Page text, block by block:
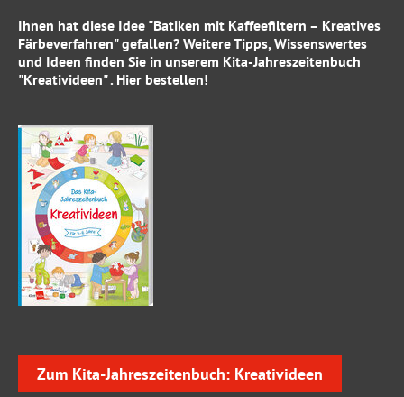
Ihnen hat diese Idee "Batiken mit Kaffeefiltern – Kreatives
Färbeverfahren" gefallen? Weitere Tipps, Wissenswertes
und Ideen finden Sie in unserem Kita-Jahreszeitenbuch
"Kreativideen". Hier bestellen!
Zum Kita-Jahreszeitenbuch: Kreativideen